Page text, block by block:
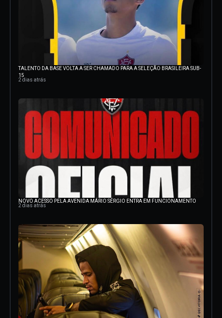
TALENTO DA BASE VOLTA A SER CHAMADO PARA A SELEÇÃO BRASILEIRA SUB-
15
2 dias atrás
NOVO ACESSO PELA AVENIDA MÁRIO SÉRGIO ENTRA EM FUNCIONAMENTO
2 dias atrás